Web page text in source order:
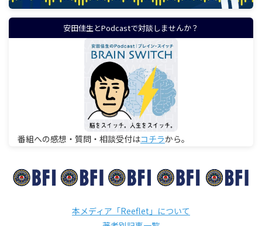
安田佳生とPodcastで対談しませんか？
番組への感想・質問・相談受付はコチラから。
本メディア「Reeflet」について